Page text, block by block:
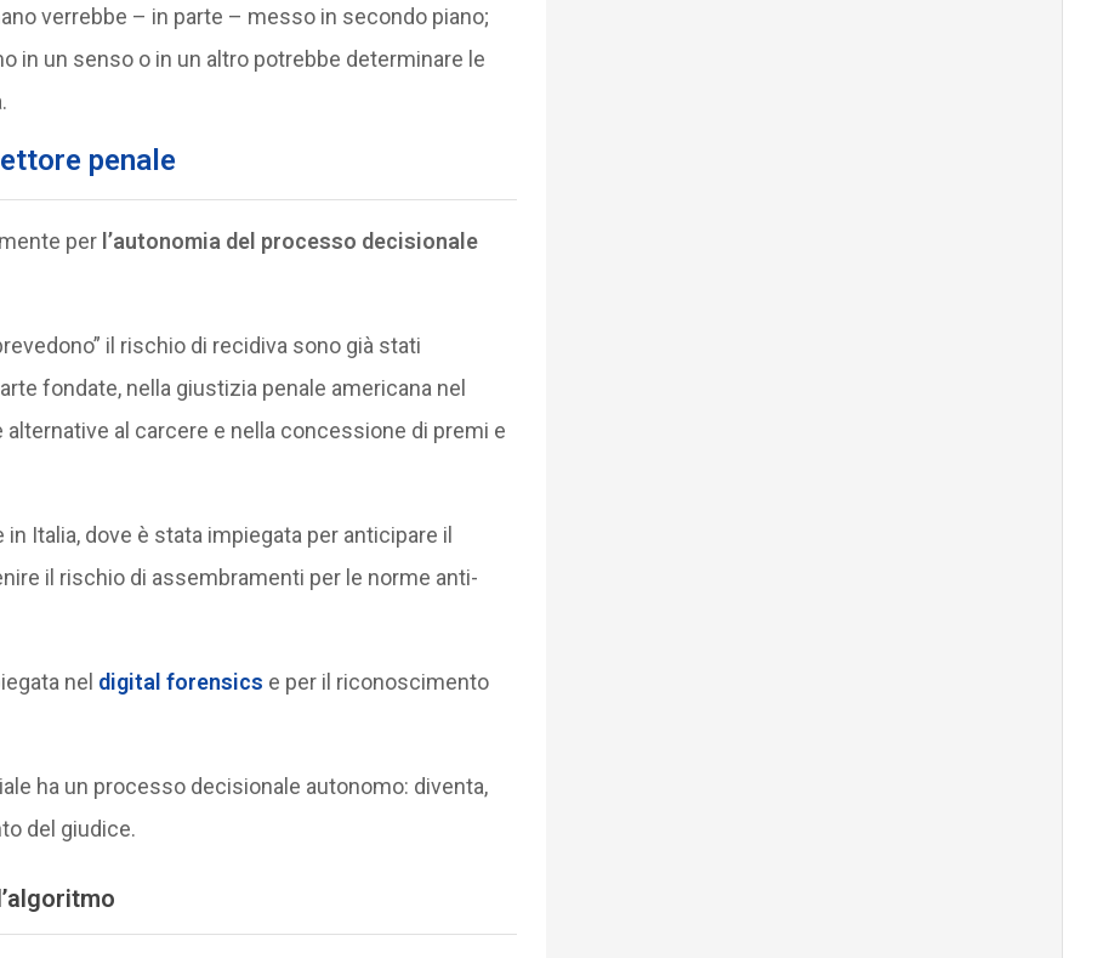
verrebbe – in parte – messo in secondo piano;
in un senso o in un altro potrebbe determinare le
penale
per l’autonomia del processo decisionale
il rischio di recidiva sono già stati
fondate, nella giustizia penale americana nel
al carcere e nella concessione di premi e
in Italia, dove è stata impiegata per anticipare il
il rischio di assembramenti per le norme anti-
nel digital forensics e per il riconoscimento
ha un processo decisionale autonomo: diventa,
del giudice.